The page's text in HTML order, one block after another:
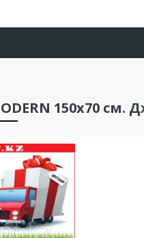
150х70 см.